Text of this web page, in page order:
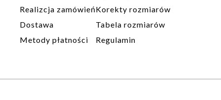
Realizcja zamówień
Dostawa
Metody płatności
Korekty rozmiarów
Tabela rozmiarów
Regulamin